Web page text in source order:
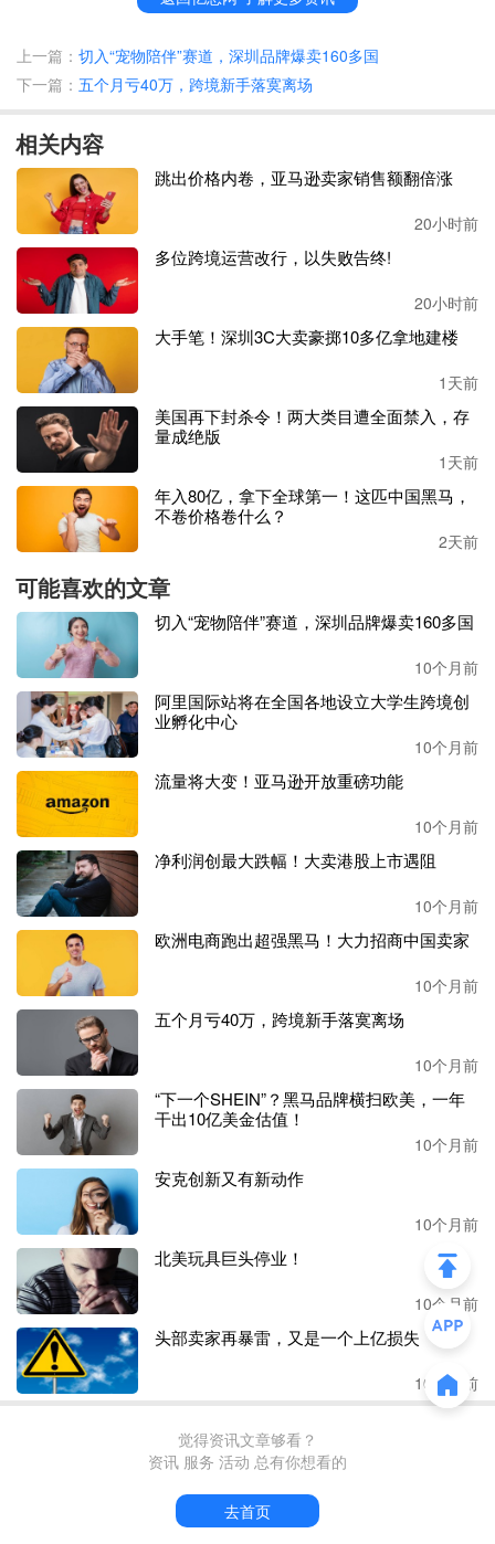
这意味着无需提供商标使用证明即可获得注册，只要率先完
成注册就能获得法律保护。
此外，德国商标局审查相对宽松，以形式审查为主，主要关
注申请材料的完整性，而对商标相似性的判断标准较为宽
泛。
即在形式审查后就会核准注册，并给予
3个月公告期供第三
方提出异议。这种制度使得抢注者最快8天就能拿证投诉，
留给正当权利人的反应时间非常有限。
跨境论坛上的抱团取暖帖一呼百应。
有卖家德国商标被抢注
后遭遇投诉下架，抢注方要价30多万。还有卖家所有链接都
被投诉个遍，最惨的是刚爆单就被平台下架。
一位卖家感慨道：“看到投诉邮件时，我感觉呼吸都停止了
——这相当于我们半年的运营利润！如果接受对方要求，我
们不仅要大幅缩减团队，甚至可能被迫退出欧洲市场。”
当然，面对恶意抢注，卖家并非完全束手无策。
对于正在申请中，尚未获准注册的商标，卖家可以第一时间
向德国专利商标局（
DPMA）提出异议，异议申请必须在公
告后三个月内提出。
对于已经注册成功的商标，则可申请宣告无效或者撤销。另
一种有效方法是加急申请与被抢注商标一模一样的德国商
标。由于德国是形式审查，知识产权局并不审查是否有在先
相同或在先近似的商标。
加急注册的时效大概在一个月以内，快的话十几天就能下
证。有服务商透露，他们曾仅用时
18天就帮助卖家在抢注者
前获得注册。
从根本上说，防御优于治疗。卖家应当加强商标监测，尽早
除了在核心类别注册外，还需要在与该商标类似或非类似商
品类别上分别进行防御注册，做好商标布局。
税务稽查风暴，卖家雪上加霜
除了商标抢注问题外，税务风波也是跨境卖家面临的一大问
2025年初，一大批德国站亚马逊卖家收到了德国税务局的稽
查邮件，要求补缴多年前税款。这次稽查时间跨度长，涉及
2016-2021年不等交易数据，补缴金额从数十万元到上千万
元各异。
“明明每季度都按时交税，为什么还是
收到税务局的补缴通知？”
拉长时间线来看，欧盟近年来在税务监管方面动作不断。
上一篇： 切入“宠物陪伴”赛道，深圳品牌爆卖160多国
下一篇： 五个月亏40万，跨境新手落寞离场
相关内容
跳出价格内卷，亚马逊卖家销售额翻倍涨
20小时前
多位跨境运营改行，以失败告终!
20小时前
大手笔！深圳3C大卖豪掷10多亿拿地建楼
1天前
美国再下封杀令！两大类目遭全面禁入，存
量成绝版
1天前
年入80亿，拿下全球第一！这匹中国黑马，
不卷价格卷什么？
2天前
可能喜欢的文章
切入“宠物陪伴”赛道，深圳品牌爆卖160多国
10个月前
阿里国际站将在全国各地设立大学生跨境创
业孵化中心
10个月前
流量将大变！亚马逊开放重磅功能
10个月前
净利润创最大跌幅！大卖港股上市遇阻
10个月前
欧洲电商跑出超强黑马！大力招商中国卖家
10个月前
五个月亏40万，跨境新手落寞离场
10个月前
“下一个SHEIN”？黑马品牌横扫欧美，一年
干出10亿美金估值！
10个月前
安克创新又有新动作
10个月前
北美玩具巨头停业！
10个月前
头部卖家再暴雷，又是一个上亿损失
10个月前
觉得资讯文章够看？
资讯 服务 活动 总有你想看的
去首页